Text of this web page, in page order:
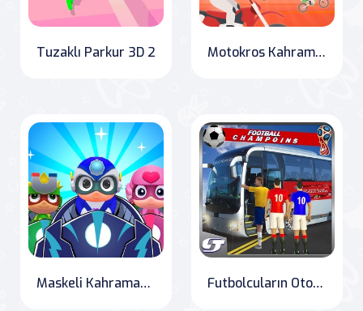
Tuzaklı Parkur 3D 2 Motokros Kahramanı
Maskeli Kahramanlar Yarışı Çocuk Futbolcuların Otobüs Taşıma Simülasyon Oyunu